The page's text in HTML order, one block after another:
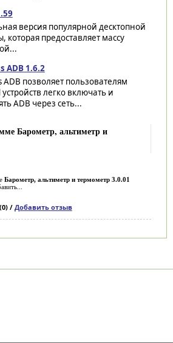
версия популярной десктопной
которая предоставляет массу
ADB 1.6.2
ADB позволяет пользователям
легко включать и
ADB через сеть...
Барометр, альтиметр и
Барометр, альтиметр и термометр 3.0.01
/ Добавить отзыв